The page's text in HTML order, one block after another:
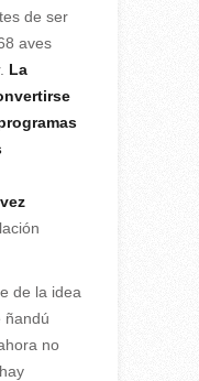
de ser
aves
La
de la idea
ñandú
no